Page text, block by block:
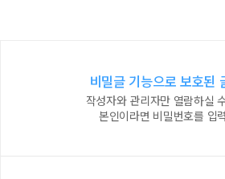
비밀글 기능으로 보호된
작성자와 관리자만 열람하실
본인이라면 비밀번호를 입